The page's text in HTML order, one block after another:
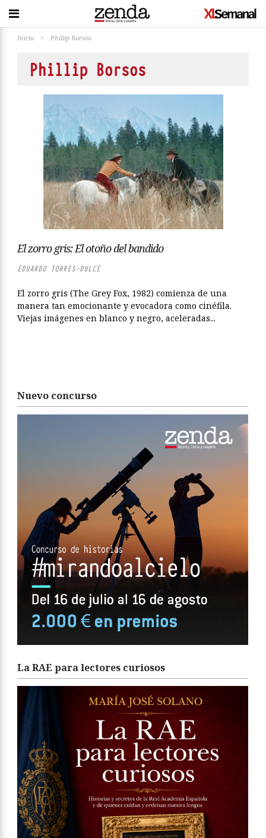
Inicio > Phillip Borsos
Phillip Borsos
El zorro gris: El otoño del bandido
EDUARDO TORRES-DULCE
El zorro gris (The Grey Fox, 1982) comienza de una
manera tan emocionante y evocadora como cinéfila.
Viejas imágenes en blanco y negro, aceleradas...
Nuevo concurso
La RAE para lectores curiosos